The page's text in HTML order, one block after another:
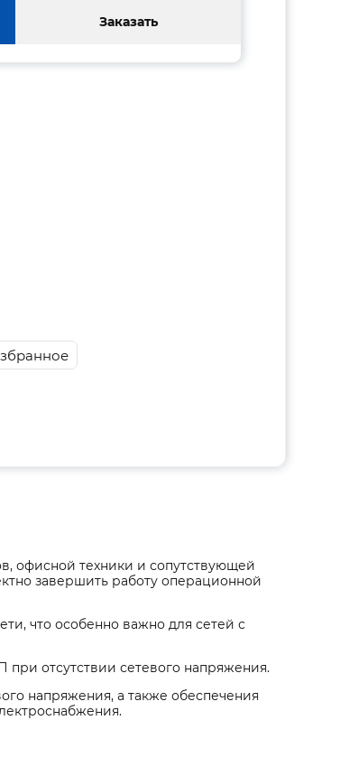
Заказать
офисной техники и сопутствующей
завершить работу операционной
что особенно важно для сетей с
отсутствии сетевого напряжения.
напряжения, а также обеспечения